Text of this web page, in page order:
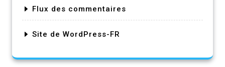
Flux des commentaires
Site de WordPress-FR